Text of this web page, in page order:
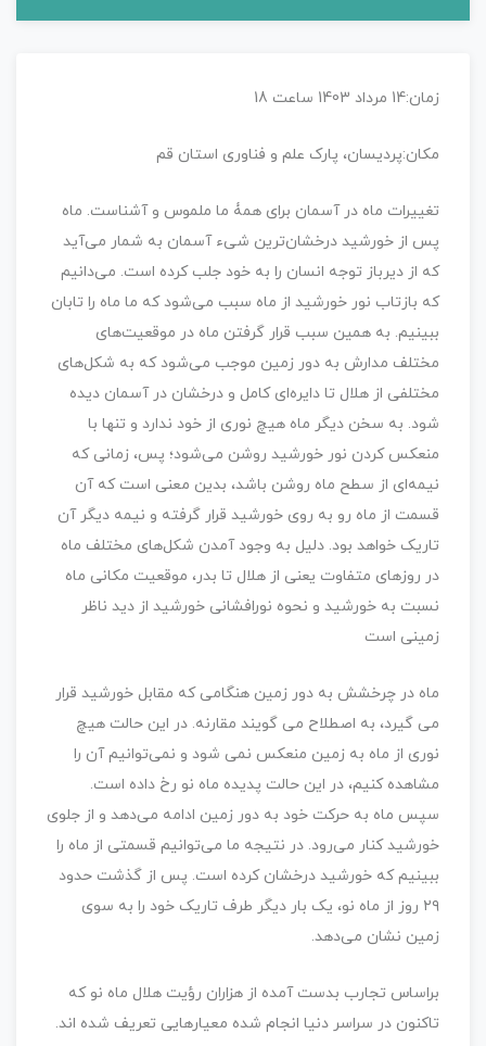
زمان:14 مرداد 1403 ساعت 18
مکان:پردیسان، پارک علم و فناوری استان قم
تغییرات ماه در آسمان برای همۀ ما ملموس و آشناست. ماه
پس از خورشید درخشان‌ترین شیء آسمان به شمار می‌آید
که از دیرباز توجه انسان را به خود جلب کرده است. می‌دانیم
که بازتاب نور خورشید از ماه سبب می‌شود که ما ماه را تابان
ببینیم. به همین سبب قرار گرفتن ماه در موقعیت‌های
مختلف مدارش به دور زمین موجب می‌شود که به شکل‌های
مختلفی از هلال تا دایره‌ای کامل و درخشان در آسمان دیده
شود. به سخن دیگر ماه هیچ نوری از خود ندارد و تنها با
منعکس کردن نور خورشید روشن می‌شود؛ پس، زمانی که
نیمه‌ای از سطح ماه روشن باشد، بدین معنی است که آن
قسمت از ماه رو به روی خورشید قرار گرفته و نیمه دیگر آن
تاریک خواهد بود. دلیل به وجود آمدن شکل‌های مختلف ماه
در روزهای متفاوت یعنی از هلال تا بدر، موقعیت مکانی ماه
نسبت به خورشید و نحوه نورافشانی خورشید از دید ناظر
زمینی است
ماه در چرخشش به دور زمین هنگامی که مقابل خورشید قرار
می گیرد، به اصطلاح می گویند مقارنه. در این حالت هیچ
نوری از ماه به زمین منعکس نمی شود و نمی‌توانیم آن را
مشاهده کنیم، در این حالت پدیده ماه نو رخ داده است.
سپس ماه به حرکت خود به دور زمین ادامه می‌دهد و از جلوی
خورشید کنار می‌رود. در نتیجه ما می‌توانیم قسمتی از ماه را
ببینیم که خورشید درخشان کرده است. پس از گذشت حدود
۲۹ روز از ماه نو، یک بار دیگر طرف تاریک خود را به سوی
زمین نشان می‌دهد.
براساس تجارب بدست آمده از هزاران رؤیت هلال ماه نو که
تاکنون در سراسر دنیا انجام شده معیارهایی تعریف شده اند.